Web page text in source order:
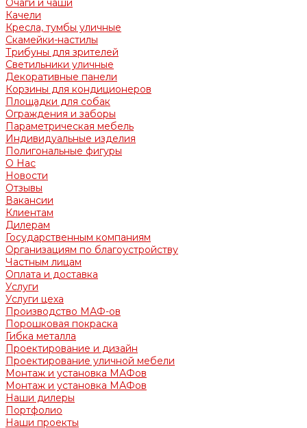
Очаги и чаши
Качели
Кресла, тумбы уличные
Скамейки-настилы
Трибуны для зрителей
Светильники уличные
Декоративные панели
Корзины для кондиционеров
Площадки для собак
Ограждения и заборы
Параметрическая мебель
Индивидуальные изделия
Полигональные фигуры
О Нас
Новости
Отзывы
Вакансии
Клиентам
Дилерам
Государственным компаниям
Организациям по благоустройству
Частным лицам
Оплата и доставка
Услуги
Услуги цеха
Производство МАФ-ов
Порошковая покраска
Гибка металла
Проектирование и дизайн
Проектирование уличной мебели
Монтаж и установка МАФов
Монтаж и установка МАФов
Наши дилеры
Портфолио
Наши проекты